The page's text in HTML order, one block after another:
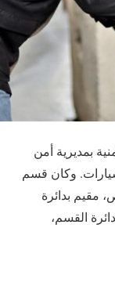
بمديرية أمن
وكان قسم
مقيم بدائرة
القسم،